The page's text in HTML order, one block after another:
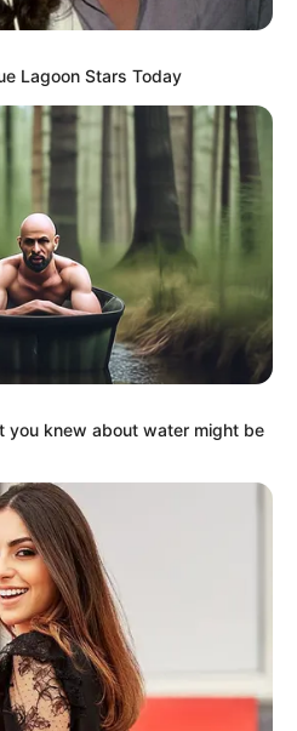
ΒΙΒΛΙΟ
Lagoon Stars Today
you knew about water might be